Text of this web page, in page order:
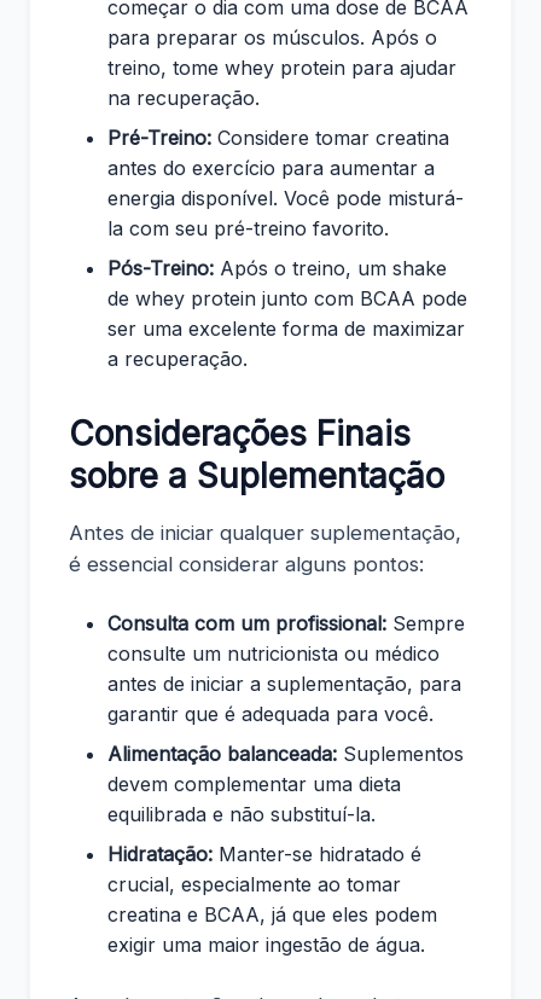
começar o dia com uma dose de BCAA
para preparar os músculos. Após o
treino, tome whey protein para ajudar
na recuperação.
Pré-Treino: Considere tomar creatina
antes do exercício para aumentar a
energia disponível. Você pode misturá-
la com seu pré-treino favorito.
Pós-Treino: Após o treino, um shake
de whey protein junto com BCAA pode
ser uma excelente forma de maximizar
a recuperação.
Considerações Finais
sobre a Suplementação
Antes de iniciar qualquer suplementação,
é essencial considerar alguns pontos:
Consulta com um profissional: Sempre
consulte um nutricionista ou médico
antes de iniciar a suplementação, para
garantir que é adequada para você.
Alimentação balanceada: Suplementos
devem complementar uma dieta
equilibrada e não substituí-la.
Hidratação: Manter-se hidratado é
crucial, especialmente ao tomar
creatina e BCAA, já que eles podem
exigir uma maior ingestão de água.